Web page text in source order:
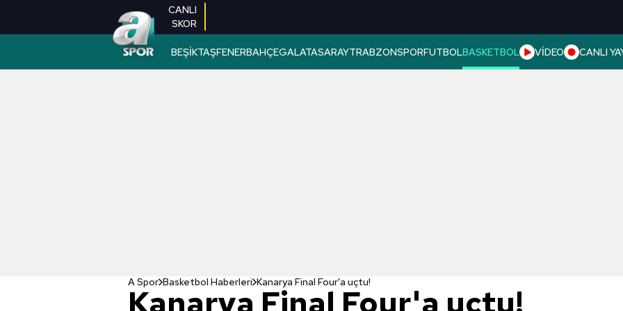
CANLI
SKOR
BEŞİKTAŞFENERBAHÇEGALATASARAYTRABZONSPORFUTBOLBASKETBOL VİDEO CANLI
A Spor Basketbol Haberleri Kanarya Final Four'a uçtu!
Kanarya Final Four'a uçtu!